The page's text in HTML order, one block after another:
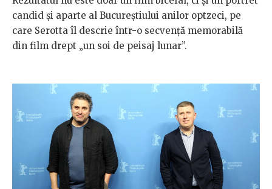
candid și aparte al Bucureștiului anilor optzeci, pe
care Serotta îl descrie într-o secvență memorabilă
din film drept „un soi de peisaj lunar”.